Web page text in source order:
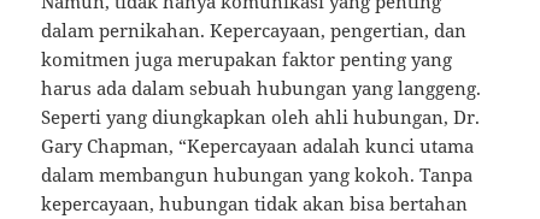
dalam pernikahan. Kepercayaan, pengertian, dan
komitmen juga merupakan faktor penting yang
harus ada dalam sebuah hubungan yang langgeng.
Seperti yang diungkapkan oleh ahli hubungan, Dr.
Gary Chapman, “Kepercayaan adalah kunci utama
dalam membangun hubungan yang kokoh. Tanpa
kepercayaan, hubungan tidak akan bisa bertahan